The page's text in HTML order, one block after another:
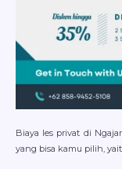
Biaya les privat di
yang bisa kamu pilih,